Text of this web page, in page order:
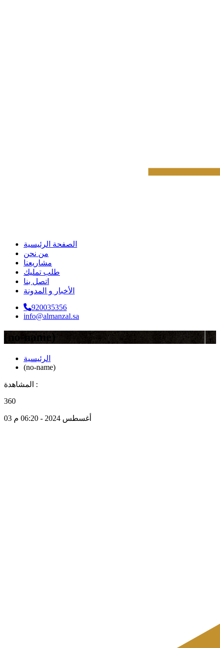
الصفحة الرئيسية
من نحن
مشاريعنا
طلب تمليك
اتصل بنا
الأخبار و المدونة
920035356
info@almanzal.sa
(no-name)
الرئيسية
(no-name)
المشاهدة :
360
03 أغسطس 2024 - 06:20 م